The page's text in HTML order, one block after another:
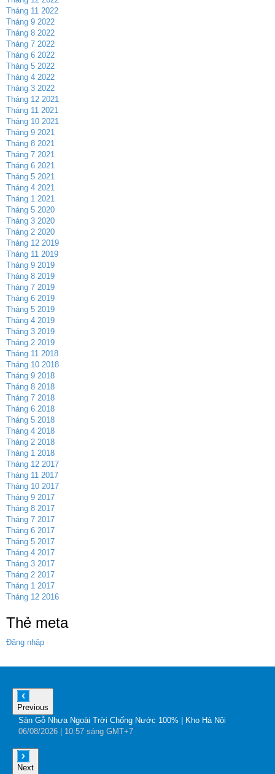
Tháng 11 2022
Tháng 9 2022
Tháng 8 2022
Tháng 7 2022
Tháng 6 2022
Tháng 5 2022
Tháng 4 2022
Tháng 3 2022
Tháng 12 2021
Tháng 11 2021
Tháng 10 2021
Tháng 9 2021
Tháng 8 2021
Tháng 7 2021
Tháng 6 2021
Tháng 5 2021
Tháng 4 2021
Tháng 1 2021
Tháng 5 2020
Tháng 3 2020
Tháng 2 2020
Tháng 12 2019
Tháng 11 2019
Tháng 9 2019
Tháng 8 2019
Tháng 7 2019
Tháng 6 2019
Tháng 5 2019
Tháng 4 2019
Tháng 3 2019
Tháng 2 2019
Tháng 11 2018
Tháng 10 2018
Tháng 9 2018
Tháng 8 2018
Tháng 7 2018
Tháng 6 2018
Tháng 5 2018
Tháng 4 2018
Tháng 2 2018
Tháng 1 2018
Tháng 12 2017
Tháng 11 2017
Tháng 10 2017
Tháng 9 2017
Tháng 8 2017
Tháng 7 2017
Tháng 6 2017
Tháng 5 2017
Tháng 4 2017
Tháng 3 2017
Tháng 2 2017
Tháng 1 2017
Tháng 12 2016
Thẻ meta
Đăng nhập
Previous
Sàn Gỗ Nhựa Ngoài Trời Chống Nước 100% | Kho Hà Nội
06/08/2026 | 10:57 sáng GMT+7
Next